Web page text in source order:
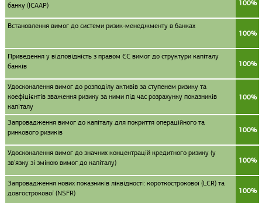
банку (ІСААР)
100%
Встановлення вимог до системи ризик-менеджменту в банках
100%
Приведення у відповідність з правом ЄС вимог до структури капіталу
банків
100%
Удосконалення вимог до розподілу активів за ступенем ризику та
коефіцієнтів зваження ризику за ними під час розрахунку показників
капіталу
100%
Запровадження вимог до капіталу для покриття операційного та
ринкового ризиків
100%
Удосконалення вимог до значних концентрацій кредитного ризику (у
зв'язку зі зміною вимог до капіталу)
100%
Запровадження нових показників ліквідності: короткострокової (LCR) та
довгострокової (NSFR)
100%